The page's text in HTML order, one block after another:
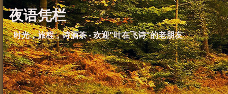
夜语凭栏
时光，旅程，诗酒茶 - 欢迎"叶在飞诗"的老朋友